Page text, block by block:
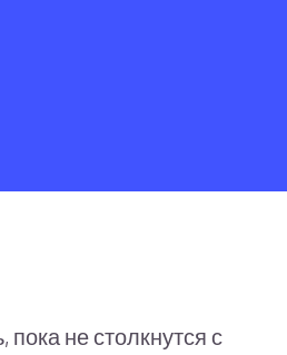
не столкнутся с